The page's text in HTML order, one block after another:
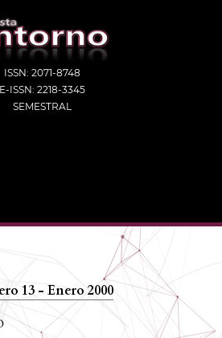
ISSN: 2071-8748
E-ISSN: 2218-3345
SEMESTRAL
EL IDIOMA ACTUAL ES:
13 - Enero 2000